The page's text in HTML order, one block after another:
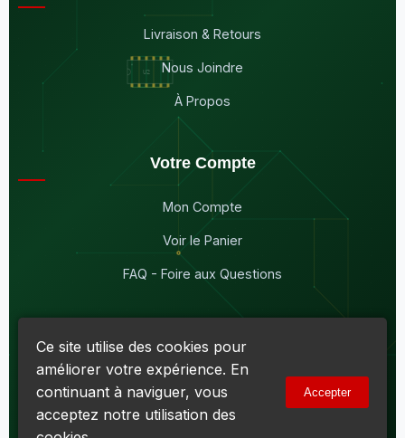
Livraison & Retours
Nous Joindre
À Propos
Votre Compte
Mon Compte
Voir le Panier
FAQ - Foire aux Questions
© 2026Maddison Électronique Inc.
Politique de confidentialité & Cookies|
Conditions d'utilisation
Numéro d'entreprise du Québec (NEQ) :
R138919030RT0001 • TVQ : 10-1702-3051TQ0001
Ce site utilise des cookies pour
améliorer votre expérience. En
continuant à naviguer, vous
acceptez notre utilisation des
Accepter